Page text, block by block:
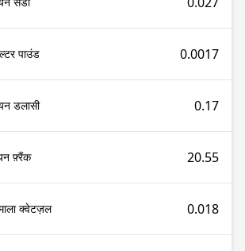
पाउंड 0.0017
डलासी 0.17
फ़्रैंक 20.55
क्वेटज़ल 0.018